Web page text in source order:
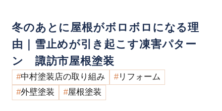
冬のあとに屋根がボロボロになる理
由｜雪止めが引き起こす凍害パター
ン 諏訪市屋根塗装
中村塗装店の取り組み
リフォーム
外壁塗装
屋根塗装